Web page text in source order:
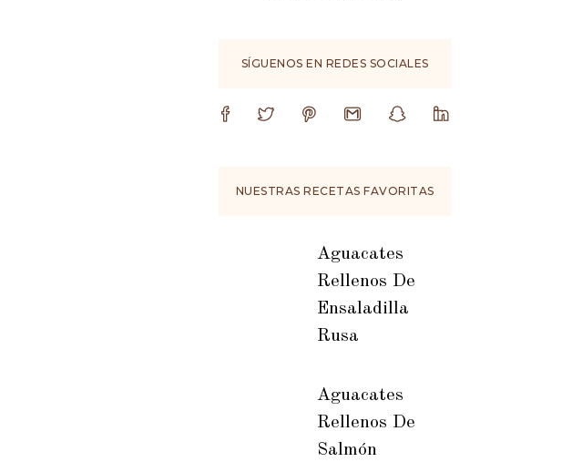
SÍGUENOS EN REDES SOCIALES
NUESTRAS RECETAS FAVORITAS
Aguacates
Rellenos De
Ensaladilla
Rusa
Aguacates
Rellenos De
Salmón